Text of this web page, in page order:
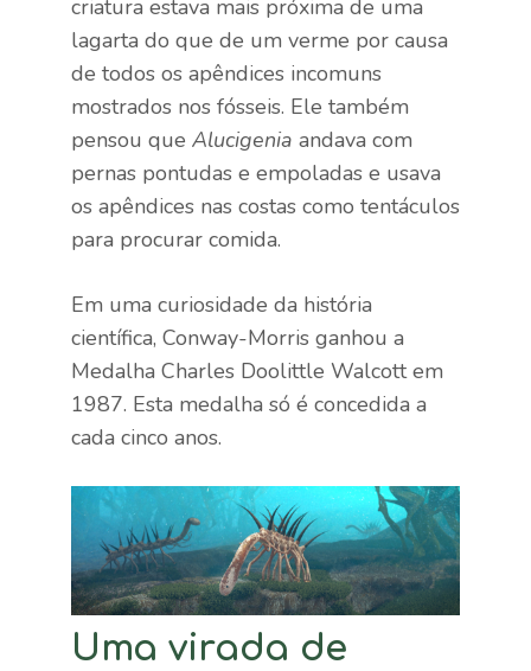
criatura estava mais próxima de uma
lagarta do que de um verme por causa
de todos os apêndices incomuns
mostrados nos fósseis. Ele também
pensou que Alucigenia andava com
pernas pontudas e empoladas e usava
os apêndices nas costas como tentáculos
para procurar comida.
Em uma curiosidade da história
científica, Conway-Morris ganhou a
Medalha Charles Doolittle Walcott em
1987. Esta medalha só é concedida a
cada cinco anos.
Uma virada de